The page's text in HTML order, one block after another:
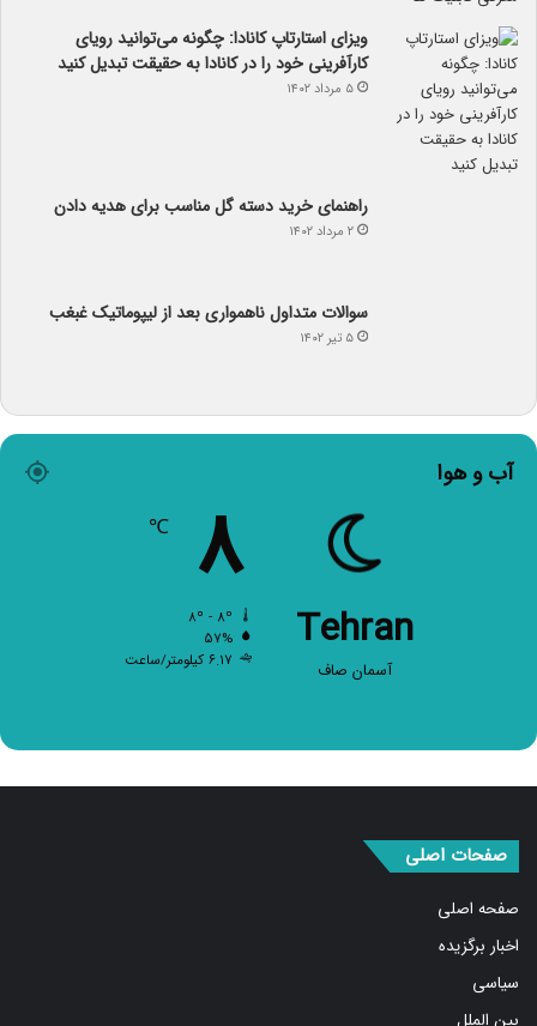
ویزای استارتاپ کانادا: چگونه می‌توانید رویای
کارآفرینی خود را در کانادا به حقیقت تبدیل کنید
۵ مرداد ۱۴۰۲
راهنمای خرید دسته گل مناسب برای هدیه دادن
۲ مرداد ۱۴۰۲
سوالات متداول ناهمواری بعد از لیپوماتیک غبغب
۵ تیر ۱۴۰۲
آب و هوا
Tehran
آسمان صاف
۸
۵۷%
۶.۱۷ کیلومتر/ساعت
صفحه اصلی
اخبار برگزیده
سیاسی
بین الملل